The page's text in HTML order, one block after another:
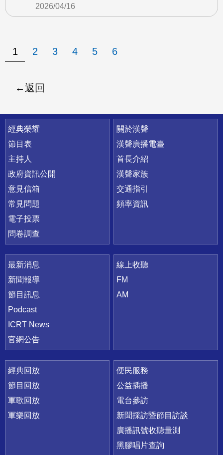
2026/04/16
1 2 3 4 5 6
返回
快速連結
經典榮耀
節目表
主持人
政府資訊公開
意見信箱
常見問題
電子投票
問卷調查
關於漢聲
漢聲廣播電臺
首長介紹
漢聲家族
交通指引
頻率資訊
最新消息
新聞報導
節目訊息
Podcast
ICRT News
官網公告
線上收聽
FM
AM
經典回放
節目回放
軍歌回放
軍樂回放
便民服務
公益插播
電台參訪
新聞採訪暨節目訪談
廣播訊號收聽量測
黑膠唱片查詢